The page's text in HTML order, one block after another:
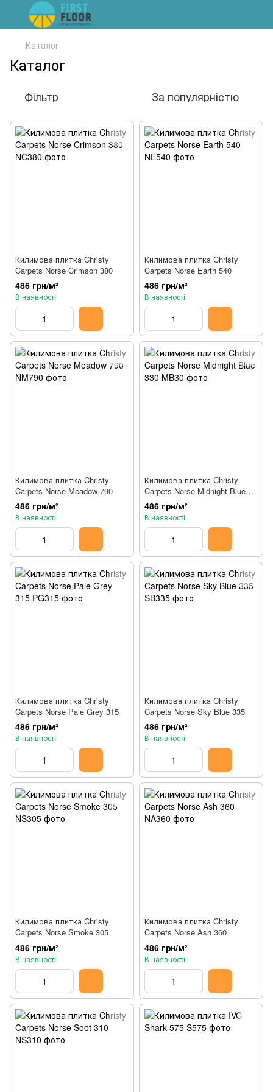
Каталог
Каталог
Фільтр За популярністю
Килимова плитка Christy
Carpets Norse Crimson 380
486 грн/м²
В наявності
Килимова плитка Christy
Carpets Norse Earth 540
486 грн/м²
В наявності
Килимова плитка Christy
Carpets Norse Meadow 790
486 грн/м²
В наявності
Килимова плитка Christy
Carpets Norse Midnight Blue
330
486 грн/м²
В наявності
Килимова плитка Christy
Carpets Norse Pale Grey 315
486 грн/м²
В наявності
Килимова плитка Christy
Carpets Norse Sky Blue 335
486 грн/м²
В наявності
Килимова плитка Christy
Carpets Norse Smoke 305
486 грн/м²
В наявності
Килимова плитка Christy
Carpets Norse Ash 360
486 грн/м²
В наявності